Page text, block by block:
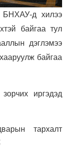
д хилээ
байгаа тул
дэглэмээ
байгаа
иргэдэд
тархалт